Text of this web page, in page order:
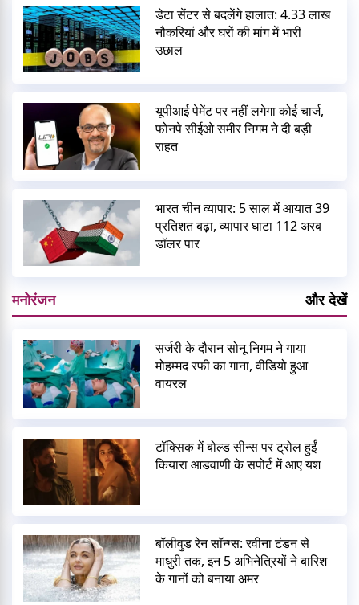
डेटा सेंटर से बदलेंगे हालात: 4.33 लाख
नौकरियां और घरों की मांग में भारी
उछाल
यूपीआई पेमेंट पर नहीं लगेगा कोई चार्ज,
फोनपे सीईओ समीर निगम ने दी बड़ी
राहत
भारत चीन व्यापार: 5 साल में आयात 39
प्रतिशत बढ़ा, व्यापार घाटा 112 अरब
डॉलर पार
मनोरंजन और देखें
सर्जरी के दौरान सोनू निगम ने गाया
मोहम्मद रफी का गाना, वीडियो हुआ
वायरल
टॉक्सिक में बोल्ड सीन्स पर ट्रोल हुईं
कियारा आडवाणी के सपोर्ट में आए यश
बॉलीवुड रेन सॉन्ग्स: रवीना टंडन से
माधुरी तक, इन 5 अभिनेत्रियों ने बारिश
के गानों को बनाया अमर